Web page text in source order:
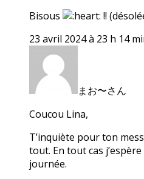
Bisous
!!
23 avril 2024 à 23 h 14
まお〜さん
Coucou Lina,
T’inquiète pour ton
tout. En tout cas
journée.